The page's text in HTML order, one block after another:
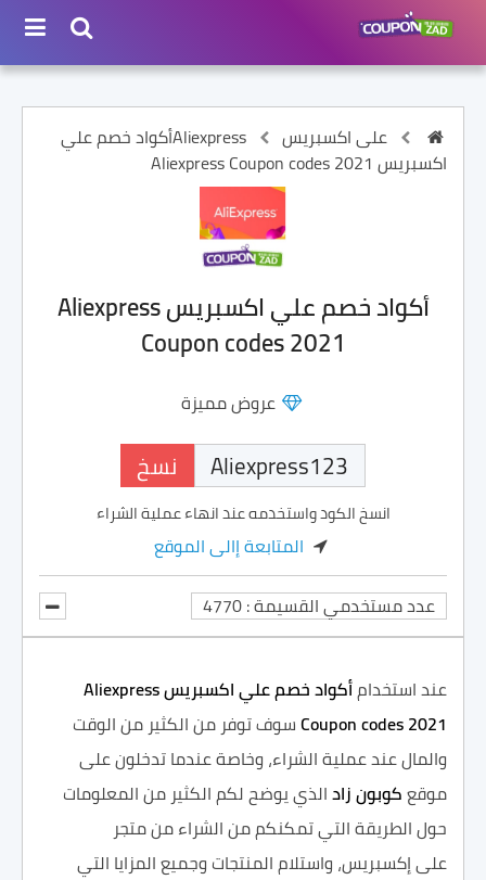
على اكسبريس Aliexpress
أكواد خصم علي
اكسبريس Aliexpress Coupon codes 2021
أكواد خصم علي اكسبريس Aliexpress
Coupon codes 2021
عروض مميزة
نسخ
انسخ الكود واستخدمه عند انهاء عملية الشراء
المتابعة إالى الموقع
عدد مستخدمي القسيمة : 4770
عند استخدامأكواد خصم علي اكسبريسAliexpress
Coupon codes 2021سوف توفر من الكثير من الوقت
والمال عند عملية الشراء، وخاصة عندما تدخلون على
موقعكوبون زادالذي يوضح لكم الكثير من المعلومات
حول الطريقة التي تمكنكم من الشراء من متجر
على إكسبريس، واستلام المنتجات وجميع المزايا التي